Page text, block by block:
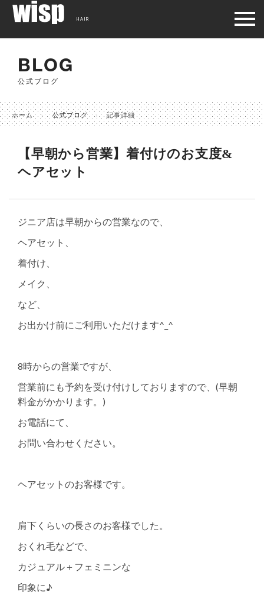
BLOG
公式ブログ
ホーム 公式ブログ 記事詳細
【早朝から営業】着付けのお支度&
ヘアセット
ジニア店は早朝からの営業なので、
ヘアセット、
着付け、
メイク、
など、
お出かけ前にご利用いただけます^_^
8時からの営業ですが、
営業前にも予約を受け付けしておりますので、(早朝
料金がかかります。)
お電話にて、
お問い合わせください。
ヘアセットのお客様です。
肩下くらいの長さのお客様でした。
おくれ毛などで、
カジュアル＋フェミニンな
印象に♪
HAIR